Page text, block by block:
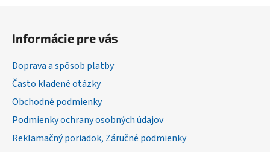
Informácie pre vás
Doprava a spôsob platby
Často kladené otázky
Obchodné podmienky
Podmienky ochrany osobných údajov
Reklamačný poriadok, Záručné podmienky